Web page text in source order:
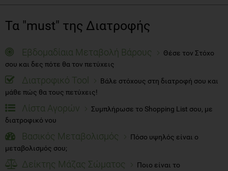
Τα "must" της Διατροφής
Εβδομαδίαια Μεταβολή Βάρους
Θέσε τον Στόχο
σου και δες πότε θα τον πετύχεις
Διατροφικό Tool
Βάλε στόχους στη διατροφή σου και
μάθε πώς θα τους πετύχεις!
Λίστα Αγορών
Συμπλήρωσε το Shopping List σου, με
διατροφικό νου
Βασικός Μεταβολισμός
Πόσο υψηλός είναι ο
μεταβολισμός σου;
Δείκτης Μάζας Σώματος
Ποιο είναι το